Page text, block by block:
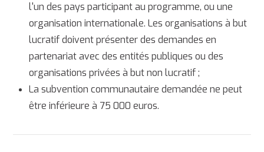
l'un des pays participant au programme, ou une
organisation internationale. Les organisations à but
lucratif doivent présenter des demandes en
partenariat avec des entités publiques ou des
organisations privées à but non lucratif ;
La subvention communautaire demandée ne peut
être inférieure à 75 000 euros.